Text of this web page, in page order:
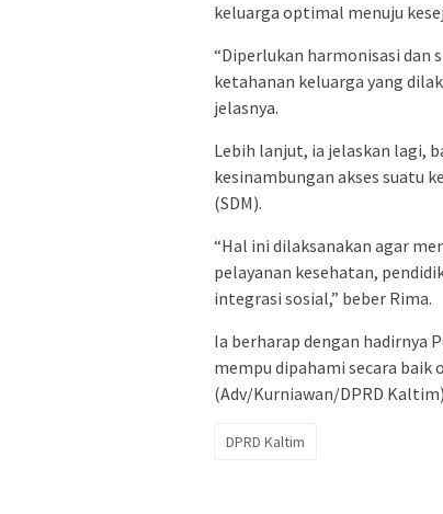
keluarga optimal menuju
“Diperlukan harmonisasi dan
ketahanan keluarga yang
jelasnya.
Lebih lanjut, ia jelaskan lagi,
kesinambungan akses suatu
(SDM).
“Hal ini dilaksanakan agar
pelayanan kesehatan,
integrasi sosial,” beber Rima.
Ia berharap dengan hadirnya
mempu dipahami secara baik
(Adv/Kurniawan/DPRD Kaltim)
DPRD Kaltim